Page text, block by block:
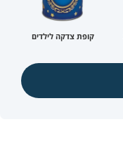
קופת צדקה לילדים